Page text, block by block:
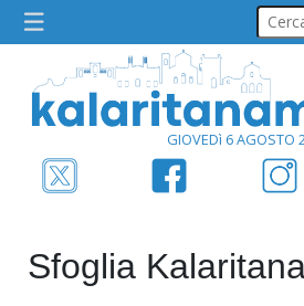
GIOVEDì 6 AGOSTO
Sfoglia